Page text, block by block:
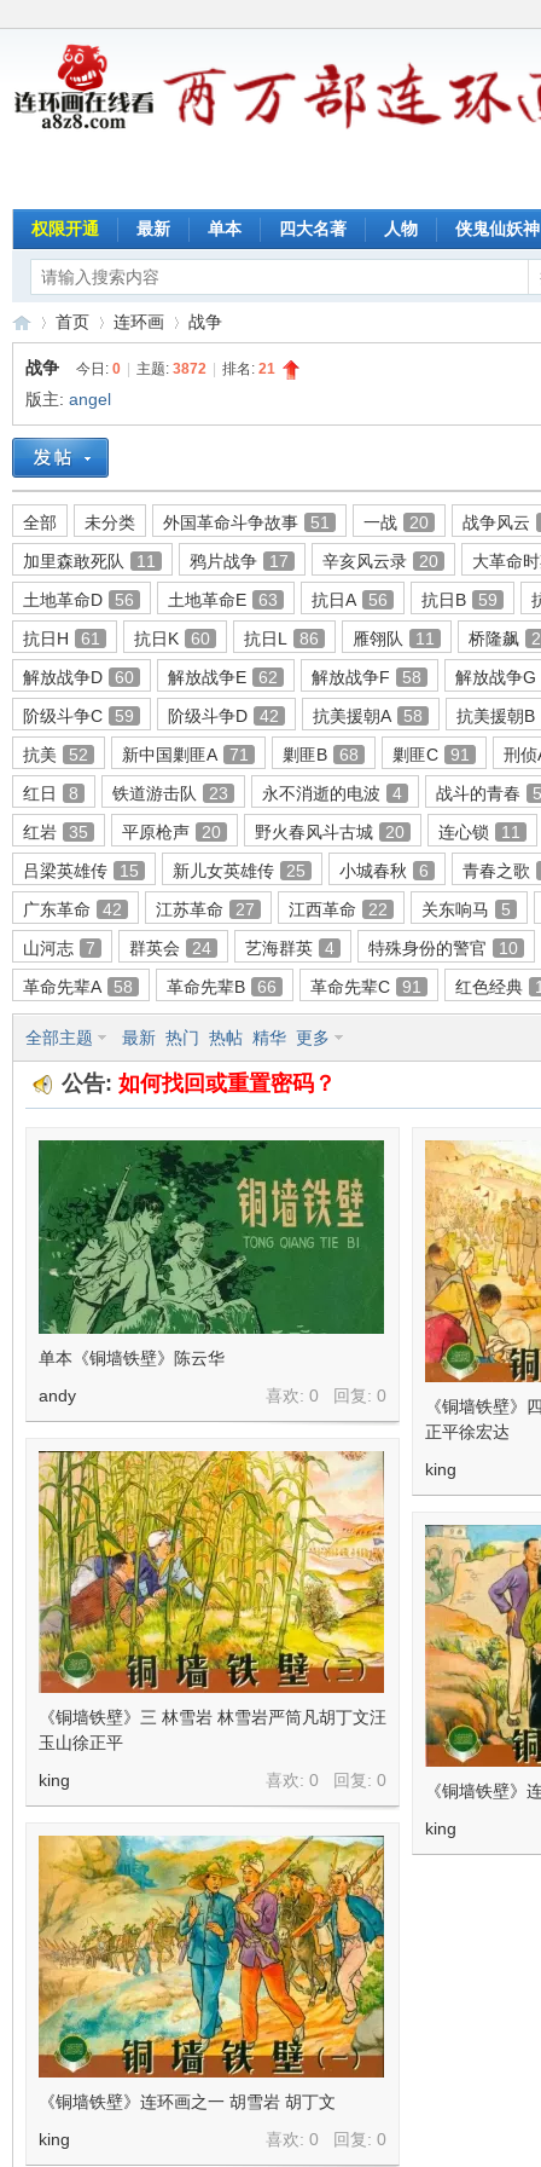
权限开通 最新 单本 四大名著 人物 侠鬼仙妖神
连
环
画
»
首页
›
连环画
›
战争
战争 今日: 0 主题: 3872 排名: 21
版主: angel
全部 未分类 外国革命斗争故事 51 一战 20
战争风云
加里森敢死队
11 鸦片战争 17 辛亥风云录 20
大革命
土地革命D
56 土地革命E 63 抗日A 56 抗日B 59
抗日H
61 抗日K 60 抗日L 86 雁翎队 11 桥隆飙
解放战争D
60 解放战争E 62 解放战争F 58
解放战争G
阶级斗争C
59 阶级斗争D 42 抗美援朝A 58
抗美援朝B
抗美
52 新中国剿匪A 71 剿匪B 68 剿匪C 91
刑侦
红日
8 铁道游击队 23 永不消逝的电波 4 战斗的青春
5
红岩
35 平原枪声 20 野火春风斗古城 20 连心锁
11
吕梁英雄传
15 新儿女英雄传 25 小城春秋 6
青春之歌
广东革命
42 江苏革命 27 江西革命 22 关东响马
5
山河志
7 群英会 24 艺海群英 4 特殊身份的警官
10
革命先辈A
58 革命先辈B 66 革命先辈C 91 红色经典
全部主题 最新 热门 热帖 精华 更多
公告: 如何找回或重置密码？
单本《铜墙铁壁》陈云华
喜欢: 0 回复: 0
andy
《铜墙铁壁》
正平徐宏达
king
《铜墙铁壁》三 林雪岩 林雪岩严筒凡胡丁文汪
玉山徐正平
喜欢: 0 回复: 0
king
《铜墙铁壁》
king
《铜墙铁壁》连环画之一 胡雪岩 胡丁文
喜欢: 0 回复: 0
king